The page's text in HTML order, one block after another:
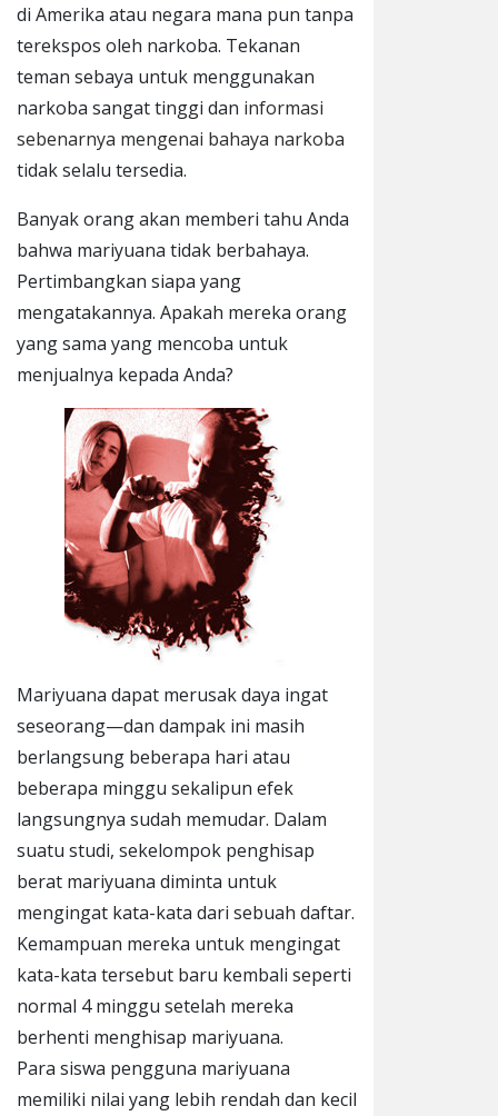
di Amerika atau negara mana pun tanpa
terekspos oleh narkoba. Tekanan
teman sebaya untuk menggunakan
narkoba sangat tinggi dan informasi
sebenarnya mengenai bahaya narkoba
tidak selalu tersedia.
Banyak orang akan memberi tahu Anda
bahwa mariyuana tidak berbahaya.
Pertimbangkan siapa yang
mengatakannya. Apakah mereka orang
yang sama yang mencoba untuk
menjualnya kepada Anda?
Mariyuana dapat merusak daya ingat
seseorang—dan dampak ini masih
berlangsung beberapa hari atau
beberapa minggu sekalipun efek
langsungnya sudah memudar. Dalam
suatu studi, sekelompok penghisap
berat mariyuana diminta untuk
mengingat kata-kata dari sebuah daftar.
Kemampuan mereka untuk mengingat
kata-kata tersebut baru kembali seperti
normal 4 minggu setelah mereka
berhenti menghisap mariyuana.
Para siswa pengguna mariyuana
memiliki nilai yang lebih rendah dan kecil